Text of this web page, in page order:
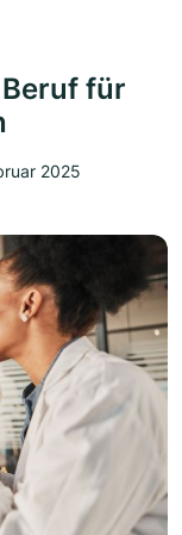
für
2025